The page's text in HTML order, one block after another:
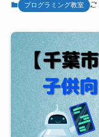
プログラミング教室